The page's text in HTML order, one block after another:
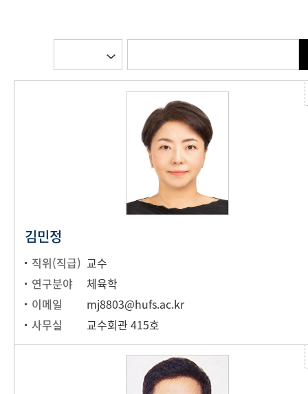
김민정
직위(직급) 교수
연구분야
체육학
이메일
mj8803@hufs.ac.kr
사무실
교수회관 415호